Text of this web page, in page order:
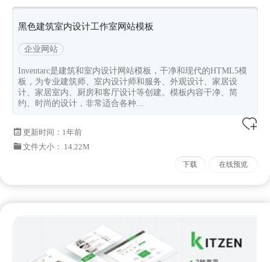
炫酷黑色
黑色建筑室内设计工作室网站模板
企业网站
Inventarc是建筑和室内设计网站模板，干净和现代的HTML5模
板，为专业建筑师、室内设计师和服务、外观设计、家居设
计、家居室内、厨房和客厅设计等创建。模板内容干净、简
约、时尚的设计，非常适合各种...
更新时间： 1年前
文件大小： 14.22M
下载 在线预览